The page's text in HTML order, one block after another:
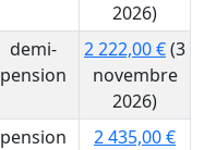
2026)
demi-
pension
2 222,00 €(3
novembre
2026)
pension
2 435,00 €